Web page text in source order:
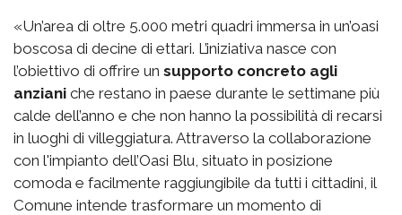
«Un’area di oltre 5.000 metri quadri immersa in un’oasi
boscosa di decine di ettari. L’iniziativa nasce con
l’obiettivo di offrire un supporto concreto agli
anziani che restano in paese durante le settimane più
calde dell’anno e che non hanno la possibilità di recarsi
in luoghi di villeggiatura. Attraverso la collaborazione
con l'impianto dell’Oasi Blu, situato in posizione
comoda e facilmente raggiungibile da tutti i cittadini, il
Comune intende trasformare un momento di